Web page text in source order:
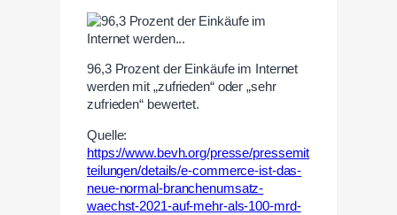
96,3 Prozent der Einkäufe im Internet
werden mit „zufrieden“ oder „sehr
zufrieden“ bewertet.
Quelle:
https://www.bevh.org/presse/pressemit
teilungen/details/e-commerce-ist-das-
neue-normal-branchenumsatz-
waechst-2021-auf-mehr-als-100-mrd-